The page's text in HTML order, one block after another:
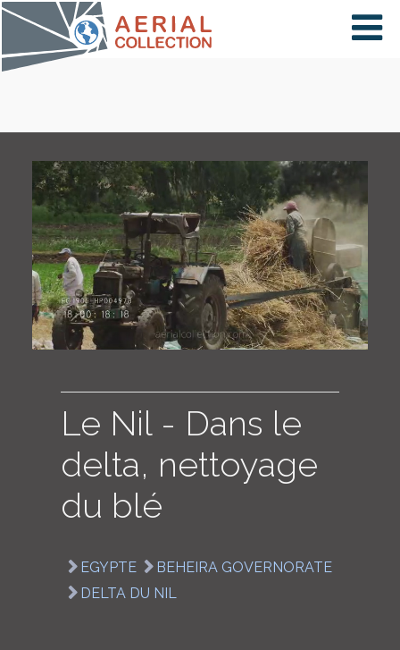
×
PAYS
CARTE
COLLECTIONS
LOGIN
ENGLISH
Le Nil - Dans le
delta, nettoyage
du blé
EGYPTE
BEHEIRA GOVERNORATE
DELTA DU NIL